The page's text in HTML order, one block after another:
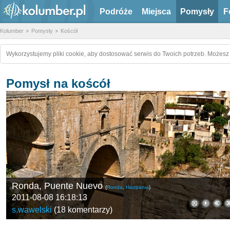
Podróże Miejsca Pomysły
Kolumber Pomysły Koścół
Wykorzystujemy pliki cookie, aby dostosować serwis do Twoich potrzeb.
Pomysł na koścół
Ronda, Puente Nuevo(Ronda ,Hiszpania)
2011-08-08 16:18:13
s.wawelski (18 komentarzy)